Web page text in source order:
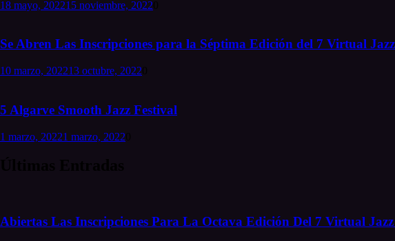
18 mayo, 202215 noviembre, 2022
Se Abren Las Inscripciones para la Séptima Edición del 7 Virtual
10 marzo, 202213 octubre, 2022
5 Algarve Smooth Jazz Festival
1 marzo, 20221 marzo, 2022
Abiertas Las Inscripciones Para La Octava Edición Del 7 Virtual